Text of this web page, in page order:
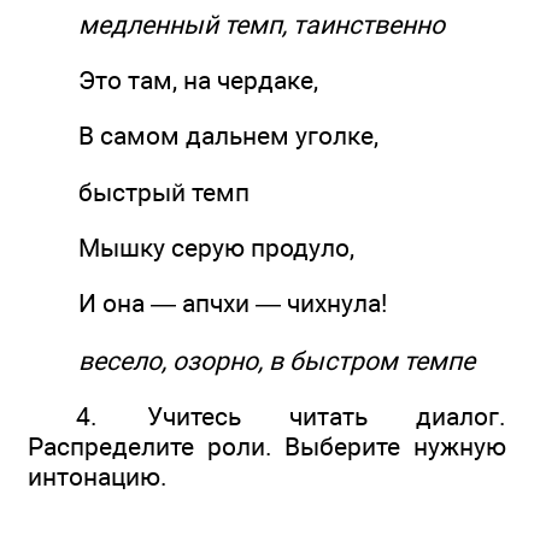
медленный темп, таинственно
Это там, на чердаке,
В самом дальнем уголке,
быстрый темп
Мышку серую продуло,
И она — апчхи — чихнула!
весело, озорно, в быстром темпе
4. Учитесь читать диалог.
Распределите роли. Выберите нужную
интонацию.